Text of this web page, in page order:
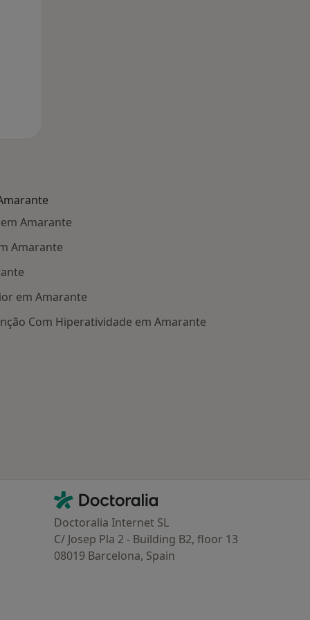
Amarante
Amarante
em Amarante
Com Hiperatividade em Amarante
Contacto
Doctoralia - Homepage
Doctoralia Internet SL
C/ Josep Pla 2 - Building B2, floor 13
08019 Barcelona, Spain